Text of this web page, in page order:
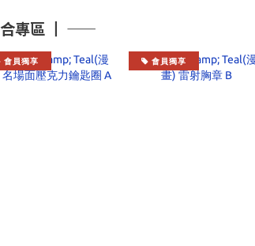
區 ┃ ――
會員獨享 會員獨享